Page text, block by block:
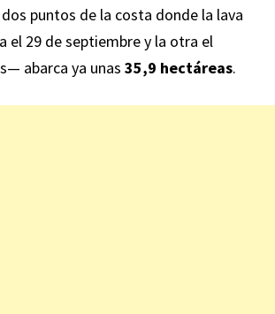
puntos de la costa donde la lava
el 29 de septiembre y la otra el
abarca ya unas 35,9 hectáreas.